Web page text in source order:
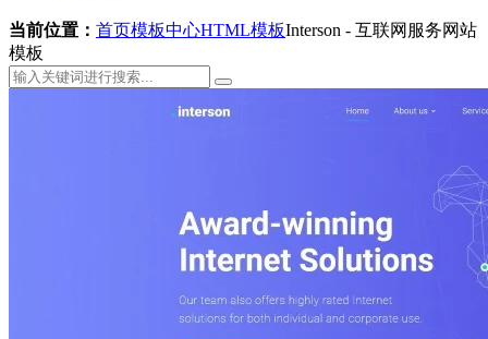
当前位置： 首页模板中心HTML模板Interson - 互联网服务网站
模板